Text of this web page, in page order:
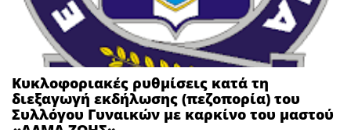
Κυκλοφοριακές ρυθμίσεις κατά τη
διεξαγωγή εκδήλωσης (πεζοπορία) του
Συλλόγου Γυναικών με καρκίνο του μαστού
«ΑΛΜΑ ΖΩΗΣ»